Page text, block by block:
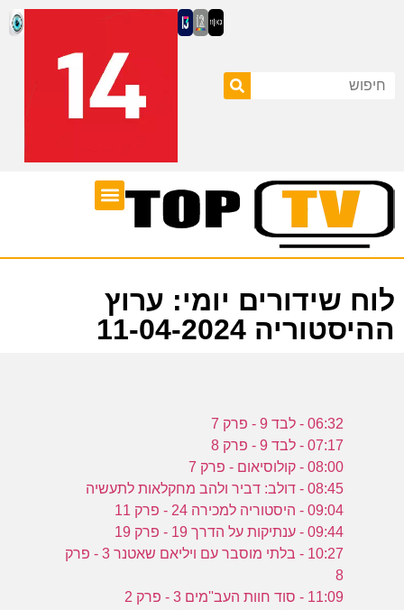
לוח שידורים יומי: ערוץ
ההיסטוריה 11-04-2024
06:32 - לבד 9 - פרק 7
07:17 - לבד 9 - פרק 8
08:00 - קולוסיאום - פרק 7
08:45 - דולב: דביר ולהב מחקלאות לתעשיה
09:04 - היסטוריה למכירה 24 - פרק 11
09:44 - ענתיקות על הדרך 19 - פרק 19
10:27 - בלתי מוסבר עם ויליאם שאטנר 3 - פרק
8
11:09 - סוד חוות העב''מים 3 - פרק 2